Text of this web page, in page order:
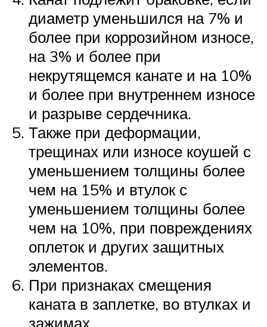
диаметр уменьшился на 7% и
более при коррозийном износе,
на 3% и более при
некрутящемся канате и на 10%
и более при внутреннем износе
и разрыве сердечника.
Также при деформации,
трещинах или износе коушей с
уменьшением толщины более
чем на 15% и втулок с
уменьшением толщины более
чем на 10%, при повреждениях
оплеток и других защитных
элементов.
При признаках смещения
каната в заплетке, во втулках и
зажимах.